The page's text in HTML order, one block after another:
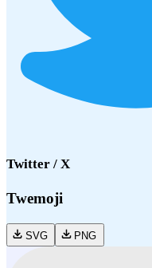
Twitter / X
Twemoji
SVG PNG